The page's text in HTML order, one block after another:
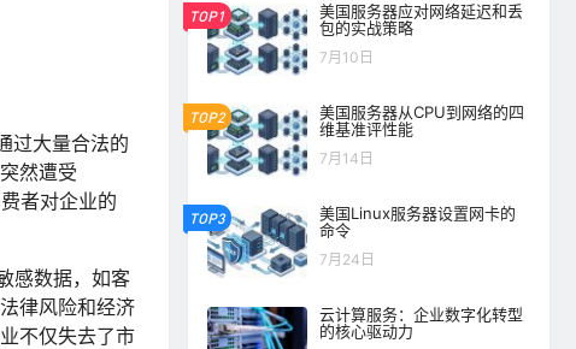
过大量合法的
然遭受
者对企业的
感数据，如客
律风险和经济
不仅失去了市
TOP1
美国服务器应对网络延迟和丢
包的实战策略
7月10日
TOP2
美国服务器从CPU到网络的四
维基准评性能
7月14日
TOP3
美国Linux服务器设置网卡的
命令
7月24日
云计算服务：企业数字化转型
的核心驱动力